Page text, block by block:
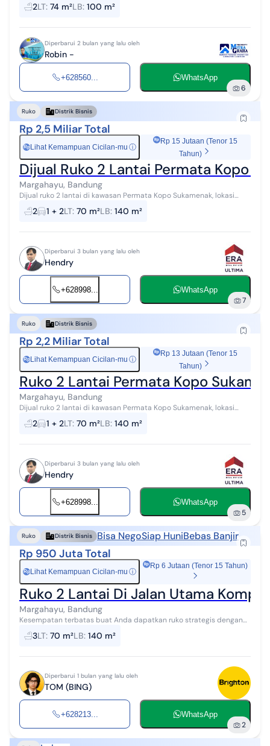
Sew...
2LT: 74 m²LB: 100 m²
Diperbarui 2 bulan yang lalu oleh
Robin -
+628560... WhatsApp
6
Ruko Distrik Bisnis
Rp 2,5 Miliar Total
Rp Lihat Kemampuan Cicilan-mu ⓘ
Rp 15 Jutaan (Tenor 15
Tahun)
Dijual Ruko 2 Lantai Permata Kopo
Margahayu, Bandung
Dijual ruko 2 lantai di kawasan Permata Kopo Sukamenak, lokasi
berkembang dan cocok untuk usaha sekaligus tempat tinggal. Ruko
ini memiliki layo...
2 1 + 2LT: 70 m²LB: 140 m²
Diperbarui 3 bulan yang lalu oleh
Hendry
+628998... WhatsApp
7
Ruko Distrik Bisnis
Rp 2,2 Miliar Total
Rp Lihat Kemampuan Cicilan-mu ⓘ
Rp 13 Jutaan (Tenor 15
Tahun)
Ruko 2 Lantai Permata Kopo
Margahayu, Bandung
Dijual ruko 2 lantai di kawasan Permata Kopo Sukamenak, lokasi
berkembang dan cocok untuk usaha sekaligus tempat tinggal. Ruko
ini memiliki layo...
2 1 + 2LT: 70 m²LB: 140 m²
Diperbarui 3 bulan yang lalu oleh
Hendry
+628998... WhatsApp
5
Ruko Distrik Bisnis Bisa NegoSiap HuniBebas Banjir
Rp 950 Juta Total
Rp Lihat Kemampuan Cicilan-mu ⓘ
Rp 6 Jutaan (Tenor 15 Tahun)
Ruko 2 Lantai Di Jalan Utama
Margahayu, Bandung
Kesempatan terbatas buat Anda dapatkan ruko strategis dengan
return investasi tinggi di Margahayu, Bandung. Ruko ini menawarkan
lokasi yang strate...
3LT: 70 m²LB: 140 m²
Diperbarui 1 bulan yang lalu oleh
TOM (BING)
+628213... WhatsApp
2